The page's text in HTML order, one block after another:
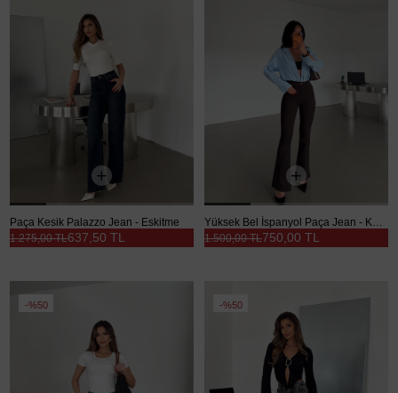
Paça Kesik Palazzo Jean - Eskitme
637,50 TL
1.275,00 TL
Yüksek Bel İspanyol Paça Jean - Kahverengi
750,00 TL
1.500,00 TL
%50 %50